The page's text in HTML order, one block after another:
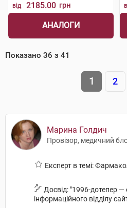
від 2185.00 грн
АНАЛОГИ
Показано 36 з 41
1 2
Марина Голдич
Провізор, медичний
Експерт в темі:
Досвід: "1996-дотепер —
інформаційного відділу